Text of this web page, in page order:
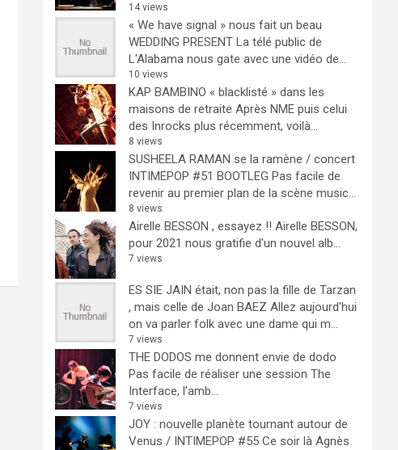
14 views
« We have signal » nous fait un beau
WEDDING PRESENT La télé public de
L'Alabama nous gate avec une vidéo de...
10 views
KAP BAMBINO « blacklisté » dans les
maisons de retraite Après NME puis celui
des Inrocks plus récemment, voilà...
8 views
SUSHEELA RAMAN se la ramène / concert
INTIMEPOP #51 BOOTLEG Pas facile de
revenir au premier plan de la scène music...
8 views
Airelle BESSON , essayez !! Airelle BESSON,
pour 2021 nous gratifie d'un nouvel alb...
7 views
ES SIE JAIN était, non pas la fille de Tarzan
, mais celle de Joan BAEZ Allez aujourd'hui
on va parler folk avec une dame qui m...
7 views
THE DODOS me donnent envie de dodo
Pas facile de réaliser une session The
Interface, l'amb...
7 views
JOY : nouvelle planète tournant autour de
Venus / INTIMEPOP #55 Ce soir là Agnès